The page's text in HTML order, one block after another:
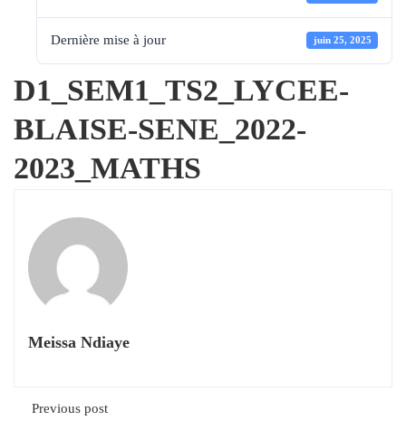
Dernière mise à jour juin 25, 2025
D1_SEM1_TS2_LYCEE-
BLAISE-SENE_2022-
2023_MATHS
Meissa Ndiaye
Previous post